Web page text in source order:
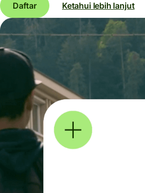
Daftar Ketahui lebih lanjut